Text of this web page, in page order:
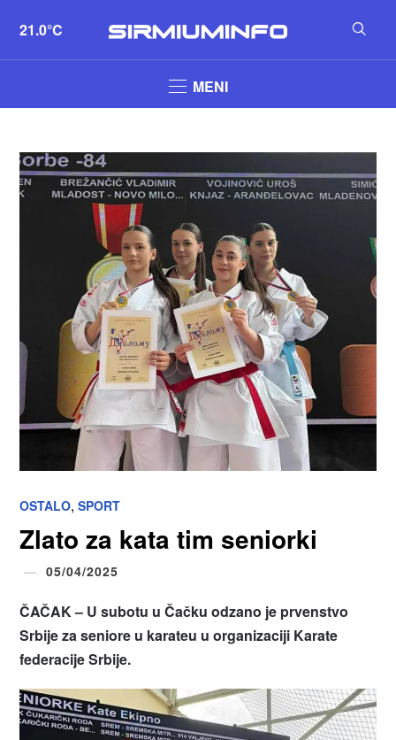
21.0°C
MENI
OSTALO,SPORT
Zlato za kata tim seniorki
05/04/2025
ČAČAK – U subotu u Čačku odzano je prvenstvo
Srbije za seniore u karateu u organizaciji Karate
federacije Srbije.